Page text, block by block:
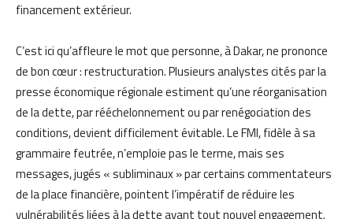
financement extérieur.
C’est ici qu’affleure le mot que personne, à Dakar, ne prononce
de bon cœur : restructuration. Plusieurs analystes cités par la
presse économique régionale estiment qu’une réorganisation
de la dette, par rééchelonnement ou par renégociation des
conditions, devient difficilement évitable. Le FMI, fidèle à sa
grammaire feutrée, n’emploie pas le terme, mais ses
messages, jugés « subliminaux » par certains commentateurs
de la place financière, pointent l’impératif de réduire les
vulnérabilités liées à la dette avant tout nouvel engagement.